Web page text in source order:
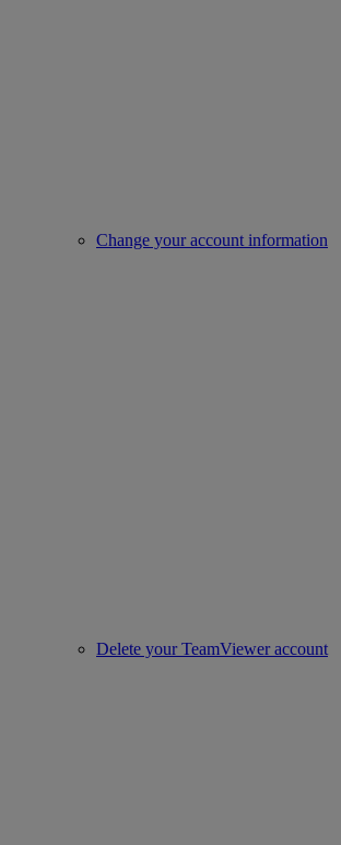
Change your account information
Delete your TeamViewer account